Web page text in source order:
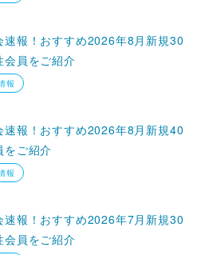
速報！おすすめ2026年8月新規30
会員をご紹介
報
速報！おすすめ2026年8月新規40
をご紹介
報
速報！おすすめ2026年7月新規30
会員をご紹介